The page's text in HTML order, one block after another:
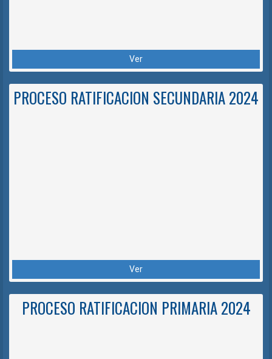
Ver
PROCESO RATIFICACION SECUNDARIA 2024
Ver
PROCESO RATIFICACION PRIMARIA 2024